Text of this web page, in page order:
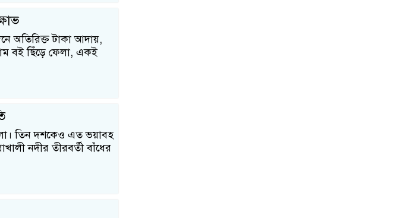
অতিরিক্ত টাকা আদায়,
বই ছিঁড়ে ফেলা, একই
তিন দশকেও এত ভয়াবহ
নদীর তীরবর্তী বাঁধের